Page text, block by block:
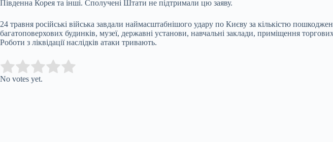
Південна Корея та інші. Сполучені Штати не підтримали цю заяву.
24 травня російські війська завдали наймасштабнішого удару по Києву за кількістю
багатоповерхових будинків, музеї, державні установи, навчальні заклади, приміщення
Роботи з ліквідації наслідків атаки тривають.
Rate this item:
No votes yet.